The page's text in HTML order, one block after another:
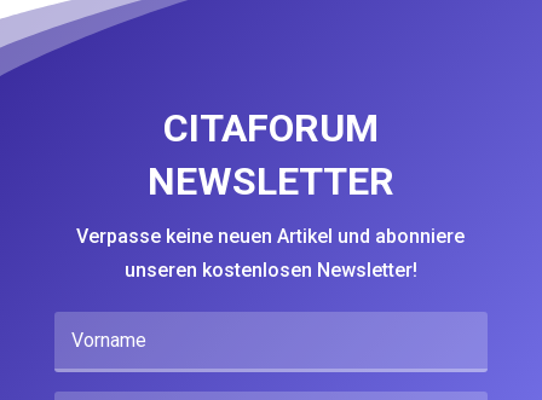
CITAFORUM
NEWSLETTER
Verpasse keine neuen Artikel und abonniere
unseren kostenlosen Newsletter!